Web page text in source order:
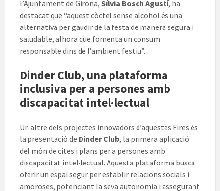
l’Ajuntament de Girona, Sílvia Bosch Agustí, ha
destacat que “aquest còctel sense alcohol és una
alternativa per gaudir de la festa de manera segura i
saludable, alhora que fomenta un consum
responsable dins de l’ambient festiu”.
Dinder Club, una plataforma
inclusiva per a persones amb
discapacitat intel·lectual
Un altre dels projectes innovadors d’aquestes Fires és
la presentació de Dinder Club, la primera aplicació
del món de cites i plans per a persones amb
discapacitat intel·lectual. Aquesta plataforma busca
oferir un espai segur per establir relacions socials i
amoroses, potenciant la seva autonomia i assegurant